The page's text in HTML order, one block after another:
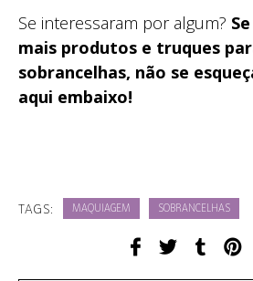
Se interessaram por algum?
mais produtos e truques
sobrancelhas, não se
aqui embaixo!
TAGS: MAQUIAGEM SOBRANCELHAS